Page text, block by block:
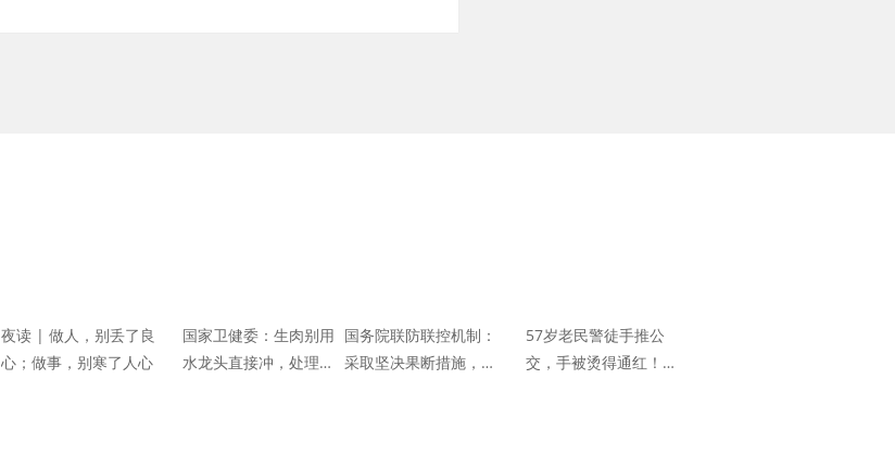
夜读 | 做人，别丢了良
心；做事，别寒了人心
国家卫健委：生肉别用
水龙头直接冲，处理后
国务院联防联控机制：
采取坚决果断措施，遏
57岁老民警徒手推公
交，手被烫得通红！接